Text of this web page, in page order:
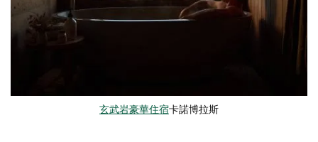
玄武岩豪華住宿卡諾博拉斯